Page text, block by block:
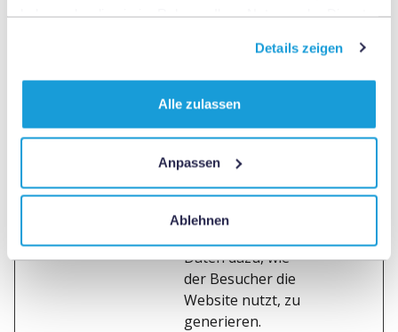
haben oder die sie im Rahmen Ihrer Nutzung der Dienste
Details zeigen
Alle zulassen
Anpassen
Ablehnen
Statistik-Cookies helfen Webseiten-Besitzern
zu verstehen, wie Besucher mit Webseiten
interagieren, indem Informationen anonym
gesammelt und gemeldet werden.
Name Anbieter Zweck
Registriert eine
eindeutige ID, die
verwendet wird,
Daten dazu, wie
der Besucher die
Website nutzt, zu
generieren.